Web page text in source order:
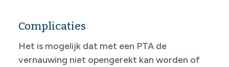
Complicaties
Het is mogelijk dat met een PTA de
vernauwing niet opengerekt kan worden of